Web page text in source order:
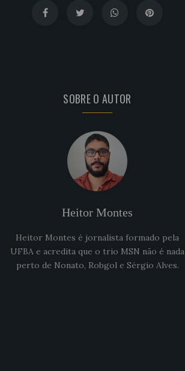
SOBRE O AUTOR
Heitor Montes
Heitor Montes é jornalista formado pela
UFBA e acredita que o trio MSN não é nada
perto de Nonato, Robgol e Sérgio Alves.